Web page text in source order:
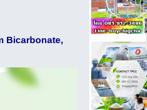
Bicarbonate,